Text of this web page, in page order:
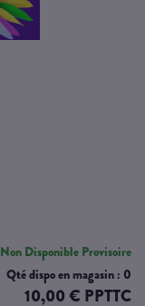
Non Disponible Provisoire
Qté dispo en magasin : 0
10,00 € PPTTC